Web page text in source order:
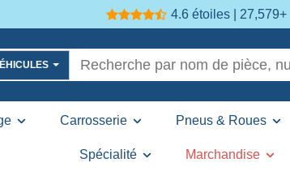
4.6 étoiles | 27,579+
Carrosserie Pneus & Roues
Spécialité Marchandise